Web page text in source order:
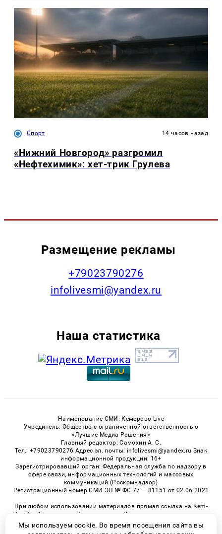
Спорт 14 часов назад
«Нижний Новгород» разгромил
«Нефтехимик»: хет-трик Грулева
Размещение рекламы
+79023790276
infolivesmi@yandex.ru
Наша статистика
Наименование СМИ: Кемерово Live
Учредитель: Общество с ограниченной ответственностью
«Лучшие Медиа Решения»
Главный редактор: Самохин А. С.
Тел.: +79023790276 Адрес эл. почты: infolivesmi@yandex.ru Знак
информационной продукции: 16+
Зарегистрировавший орган: Федеральная служба по надзору в
сфере связи, информационных технологий и массовых
коммуникаций (Роскомнадзор)
Регистрационный номер СМИ ЭЛ № ФС 77 — 81151 от 02.06.2021
При любом использовании материалов прямая ссылка на Kem-
Live.Ru обязательна. Цитирование в Интернете возможно только
при наличии письменного разрешения.
Мы используем cookie. Во время посещения сайта вы